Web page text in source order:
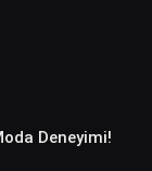
Deneyimi!